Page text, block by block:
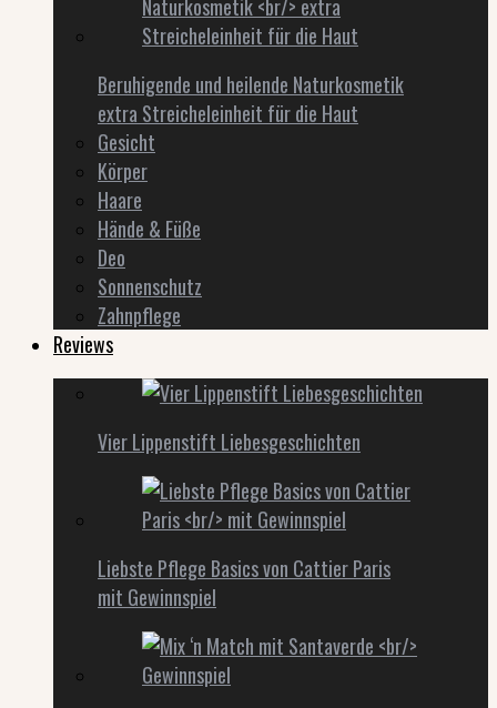
Beruhigende und heilende Naturkosmetik
extra Streicheleinheit für die Haut
Gesicht
Körper
Haare
Hände & Füße
Deo
Sonnenschutz
Zahnpflege
Reviews
Vier Lippenstift Liebesgeschichten
Liebste Pflege Basics von Cattier Paris
mit Gewinnspiel